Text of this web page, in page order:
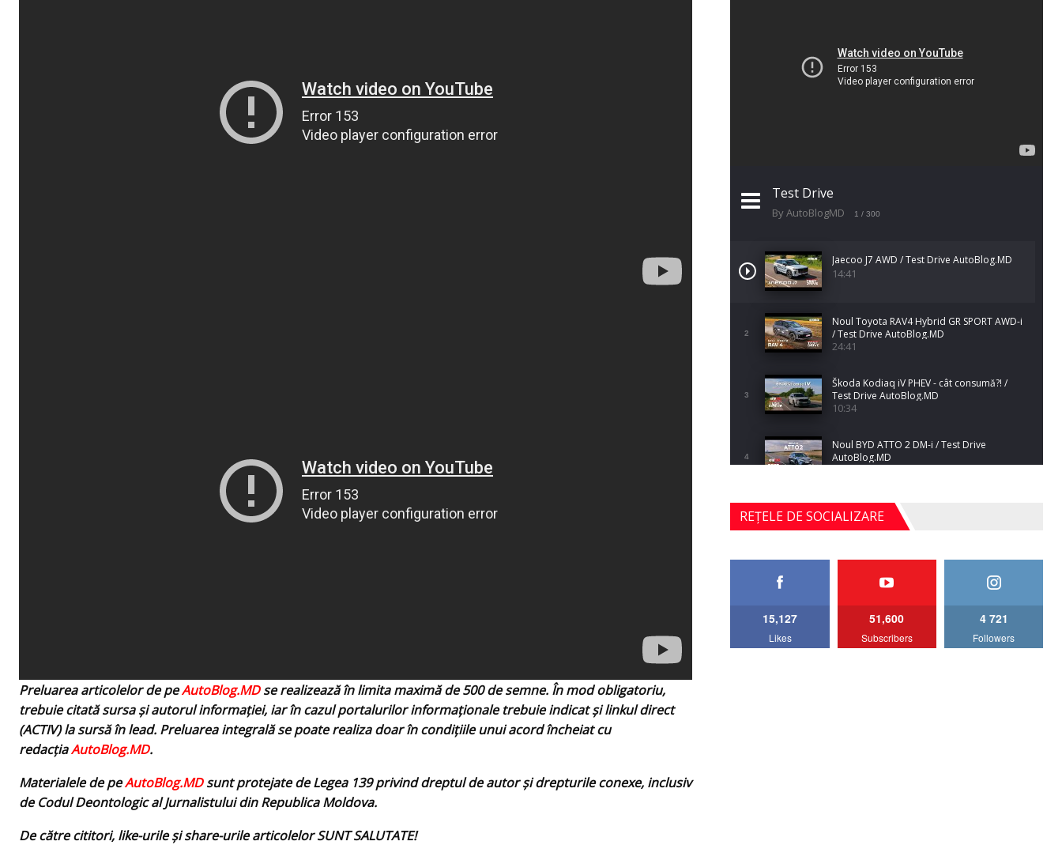
Preluarea articolelor de peAutoBlog.MDse realizează în limita maximă de 500 de semne. În mod obligatoriu,
trebuie citată sursa și autorul informației, iar în cazul portalurilor informaționale trebuie indicat și linkul direct
(ACTIV) la sursă în lead. Preluarea integrală se poate realiza doar în condițiile unui acord încheiat cu
redacţiaAutoBlog.MD.
Materialele de peAutoBlog.MDsunt protejate de Legea 139 privind dreptul de autor și drepturile conexe, inclusiv
de Codul Deontologic al Jurnalistului din Republica Moldova.
De către cititori, like-urile şi share-urile articolelor SUNT SALUTATE!
Test Drive
By AutoBlogMD 1 / 300
Jaecoo J7 AWD / Test Drive AutoBlog.MD
14:41
2
Noul Toyota RAV4 Hybrid GR SPORT AWD-i
/ Test Drive AutoBlog.MD
24:41
3
Škoda Kodiaq iV PHEV - cât consumă?! /
Test Drive AutoBlog.MD
10:34
4
Noul BYD ATTO 2 DM-i / Test Drive
AutoBlog.MD
5
Noul Mercedes-Benz S-Class facelift (S 580
4MATIC V223) / Test Drive AutoBlog.MD
27:33
AutoBlog.MD
REȚELE DE SOCIALIZARE
15,127
Likes
51,600
Subscribers
4 721
Followers